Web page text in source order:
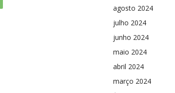
agosto 2024
julho 2024
junho 2024
maio 2024
abril 2024
março 2024